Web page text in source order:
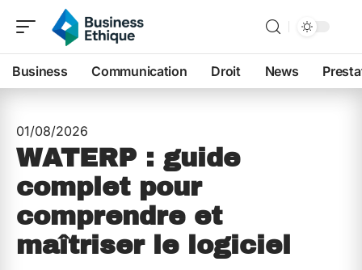
Business Communication Droit News
01/08/2026
WATERP : guide
complet pour
comprendre et
maîtriser le logiciel